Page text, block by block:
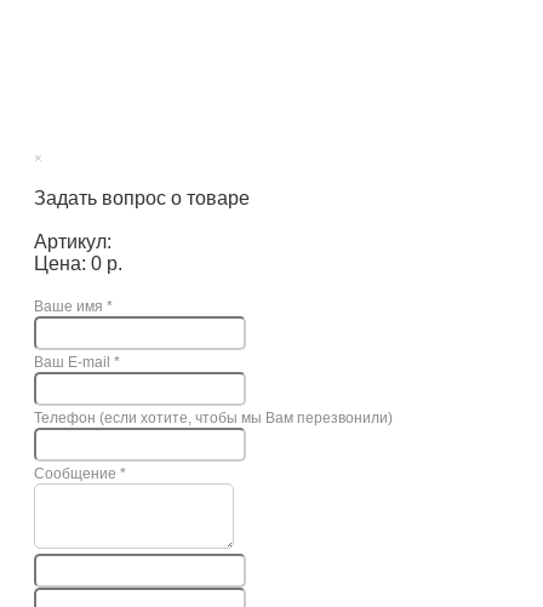
×
Задать вопрос о товаре
Артикул:
Цена: 0 р.
Ваше имя *
Ваш E-mail *
Телефон (если хотите, чтобы мы Вам перезвонили)
Сообщение *